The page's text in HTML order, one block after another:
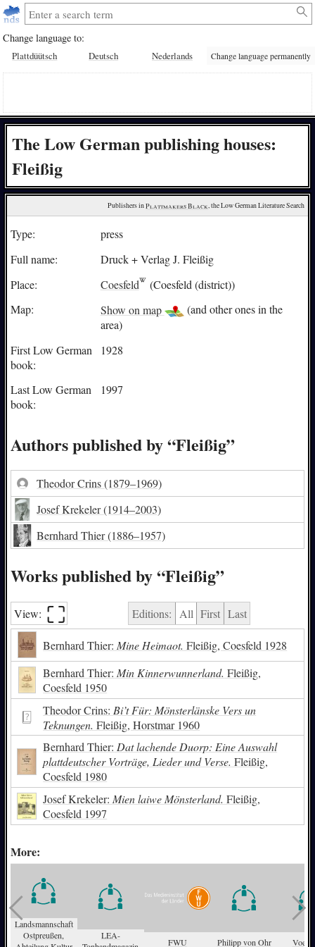
Change language to:
Plattdüütsch Deutsch Nederlands Change language permanently
The Low German publishing houses:
Fleißig
Publishers in Plattmakers Black, the Low German Literature Search
Type:
press
Full name:
Druck + Verlag J. Fleißig
Place:
Coesfeld
(Coesfeld (district))
Map:
Show on map
(and other ones in the
area)
First Low German
book:
1928
Last Low German
book:
1997
Authors published by “Fleißig”
Theodor Crins(1879–1969)
Josef Krekeler(1914–2003)
Bernhard Thier(1886–1957)
Works published by “Fleißig”
View: ⛶︎ Editions: All First Last
Bernhard Thier: Mine Heimaot. Fleißig, Coesfeld 1928
Bernhard Thier: Min Kinnerwunnerland. Fleißig,
Coesfeld 1950
Theodor Crins: Bi’t Für: Mönsterlänske Vers un
Teknungen. Fleißig, Horstmar 1960
Bernhard Thier: Dat lachende Duorp: Eine Auswahl
plattdeutscher Vorträge, Lieder und Verse. Fleißig,
Coesfeld 1980
Josef Krekeler: Mien laiwe Mönsterland. Fleißig,
Coesfeld 1997
More:
Landsmannschaft
Ostpreußen,
LEA-
FWU Philipp von Ohr